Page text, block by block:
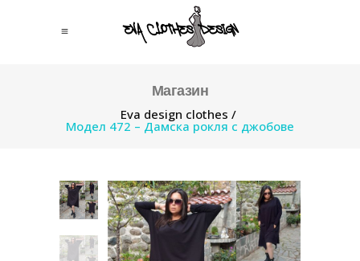
Магазин
Eva design clothes /
Модел 472 – Дамска рокля с джобове